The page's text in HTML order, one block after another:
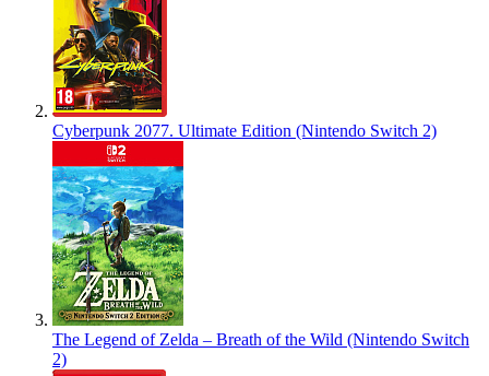
Cyberpunk 2077. Ultimate Edition (Nintendo Switch 2)
The Legend of Zelda – Breath of the Wild (Nintendo Switch
2)